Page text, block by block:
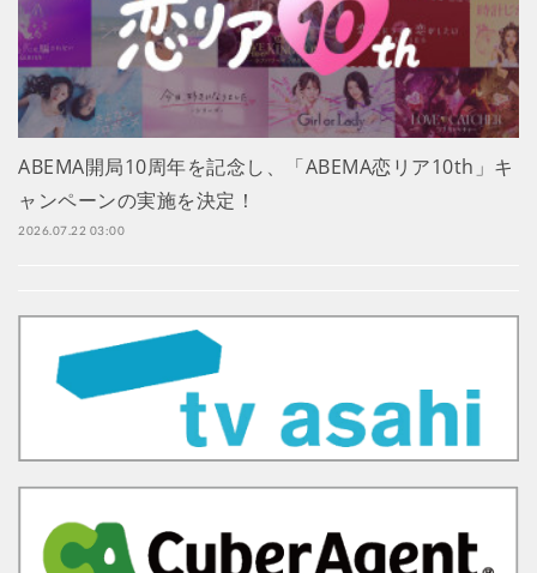
ABEMA開局10周年を記念し、「ABEMA恋リア10th」キ
ャンペーンの実施を決定！
2026.07.22 03:00